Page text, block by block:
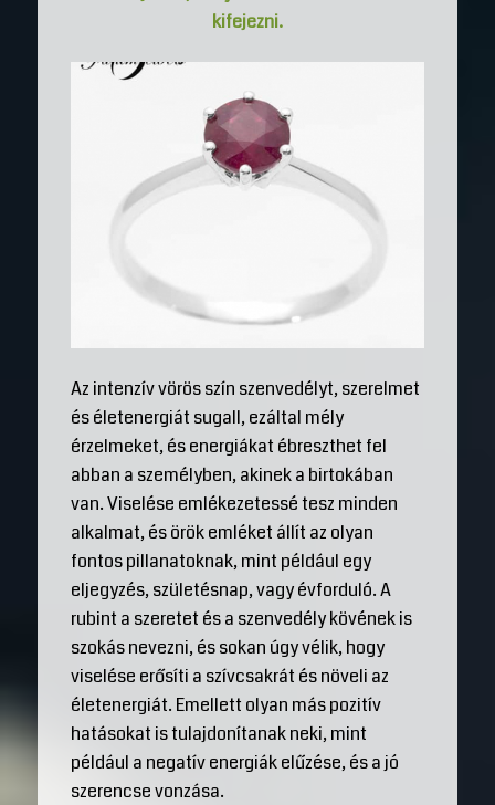
kifejezni.
Az intenzív vörös szín szenvedélyt, szerelmet
és életenergiát sugall, ezáltal mély
érzelmeket, és energiákat ébreszthet fel
abban a személyben, akinek a birtokában
van. Viselése emlékezetessé tesz minden
alkalmat, és örök emléket állít az olyan
fontos pillanatoknak, mint például egy
eljegyzés, születésnap, vagy évforduló. A
rubint a szeretet és a szenvedély kövének is
szokás nevezni, és sokan úgy vélik, hogy
viselése erősíti a szívcsakrát és növeli az
életenergiát. Emellett olyan más pozitív
hatásokat is tulajdonítanak neki, mint
például a negatív energiák elűzése, és a jó
szerencse vonzása.